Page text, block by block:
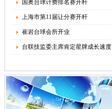
国奥台球计费排名赛开杆
上海市第11届让分赛开杆
崔岩台球会所开业
台联技监委主席肯定星牌成长速度